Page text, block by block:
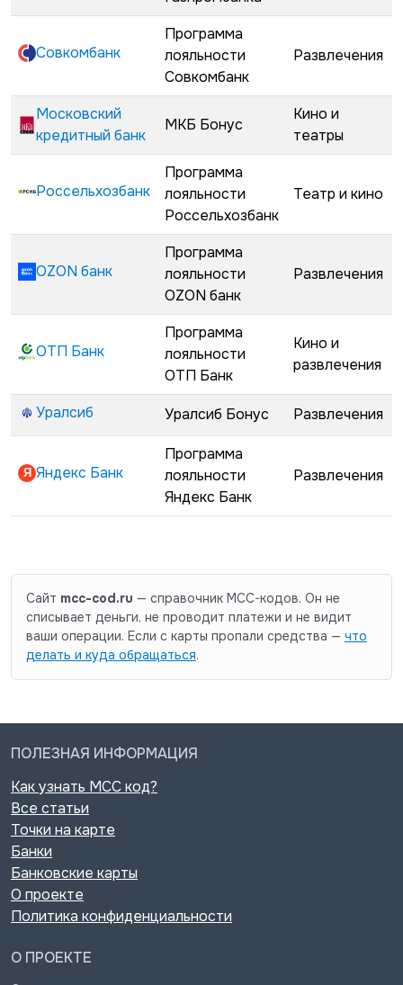
Совкомбанк
Программа
лояльности
Совкомбанк
Развлечения
Московский
кредитный банк
МКБ Бонус
Кино и
театры
Россельхозбанк
Программа
лояльности
Россельхозбанк
Театр и кино
OZON банк
Программа
лояльности
OZON банк
Развлечения
ОТП Банк
Программа
лояльности
ОТП Банк
Кино и
развлечения
Уралсиб Уралсиб Бонус Развлечения
Яндекс Банк
Программа
лояльности
Яндекс Банк
Развлечения
Сайт mcc-cod.ru — справочник MCC-кодов. Он не
списывает деньги, не проводит платежи и не видит
ваши операции. Если с карты пропали средства — что
делать и куда обращаться.
ПОЛЕЗНАЯ ИНФОРМАЦИЯ
Как узнать MCC код?
Все статьи
Точки на карте
Банки
Банковские карты
О проекте
Политика конфиденциальности
О ПРОЕКТЕ